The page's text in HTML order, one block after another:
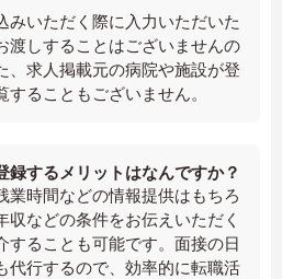
みいただく際に入力いただいた
渡しすることはございませんの
、求人掲載元の病院や施設が登
ることもございません。
録するメリットはなんですか？
業時間などの情報提供はもちろ
収などの条件をお伝えいただく
することも可能です。面接の日
代行するので、効率的に転職活